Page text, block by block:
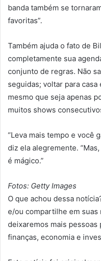
banda também se
favoritas”.
Também ajuda o fato de
completamente sua
conjunto de regras. Não
seguidas; voltar para
mesmo que seja apenas
muitos shows
“Leva mais tempo e você
diz ela alegremente.
é mágico.”
Fotos: Getty Images
O que achou dessa
e/ou compartilhe em suas
deixaremos mais
finanças, economia e